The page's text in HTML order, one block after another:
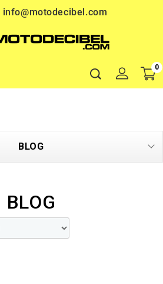
info@motodecibel.com
0
BLOG
BLOG